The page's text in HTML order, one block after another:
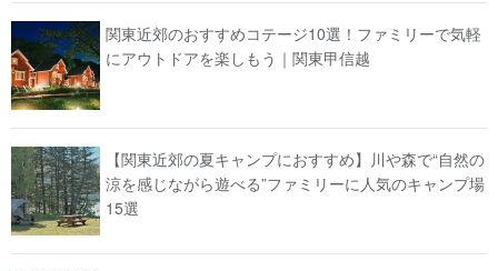
関東近郊のおすすめコテージ10選！ファミリーで気軽
にアウトドアを楽しもう｜関東甲信越
【関東近郊の夏キャンプにおすすめ】川や森で“自然の
涼を感じながら遊べる”ファミリーに人気のキャンプ場
15選